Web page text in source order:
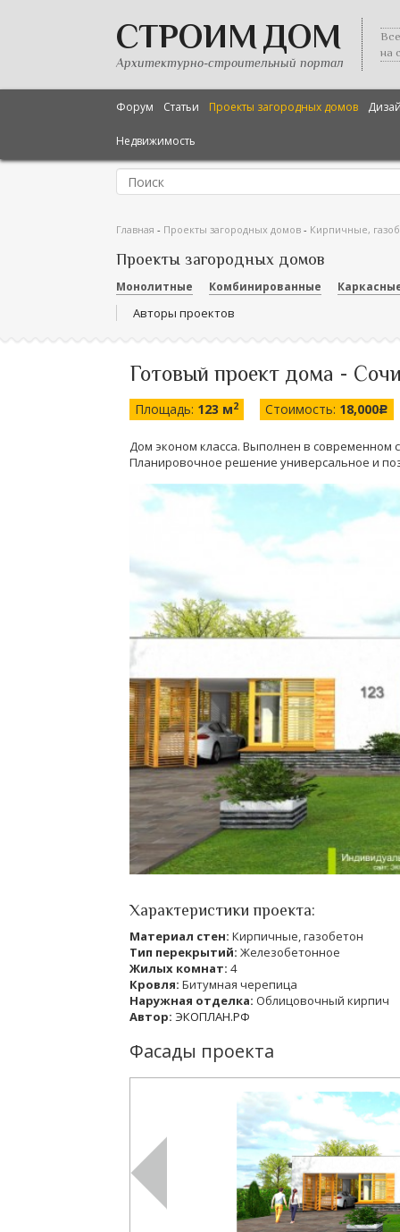
СТРОИМ ДОМ
Архитектурно-строительный портал
на
Форум Статьи Проекты загородных домов
Недвижимость
Главная - Проекты загородных домов - Кирпичные,
Проекты загородных домов
Монолитные Комбинированные
Авторы проектов
Готовый проект дома -
Площадь: 123 м2 Стоимость: 18,000c
Дом эконом класса. Выполнен в современном
Планировочное решение универсальное и
Характеристики проекта:
Материал стен: Кирпичные, газобетон
Тип перекрытий: Железобетонное
Жилых комнат: 4
Кровля: Битумная черепица
Наружная отделка: Облицовочный кирпич
Автор: ЭКОПЛАН.РФ
Фасады проекта